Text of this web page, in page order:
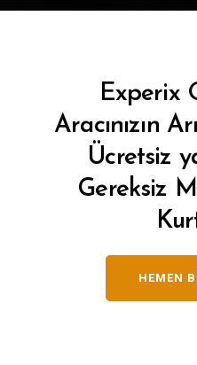
Experix
Aracınızın
Ücretsiz
Gereksiz
HEMEN